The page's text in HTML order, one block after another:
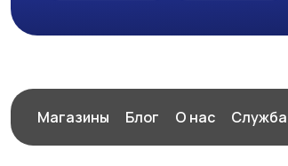
Магазины Блог О нас